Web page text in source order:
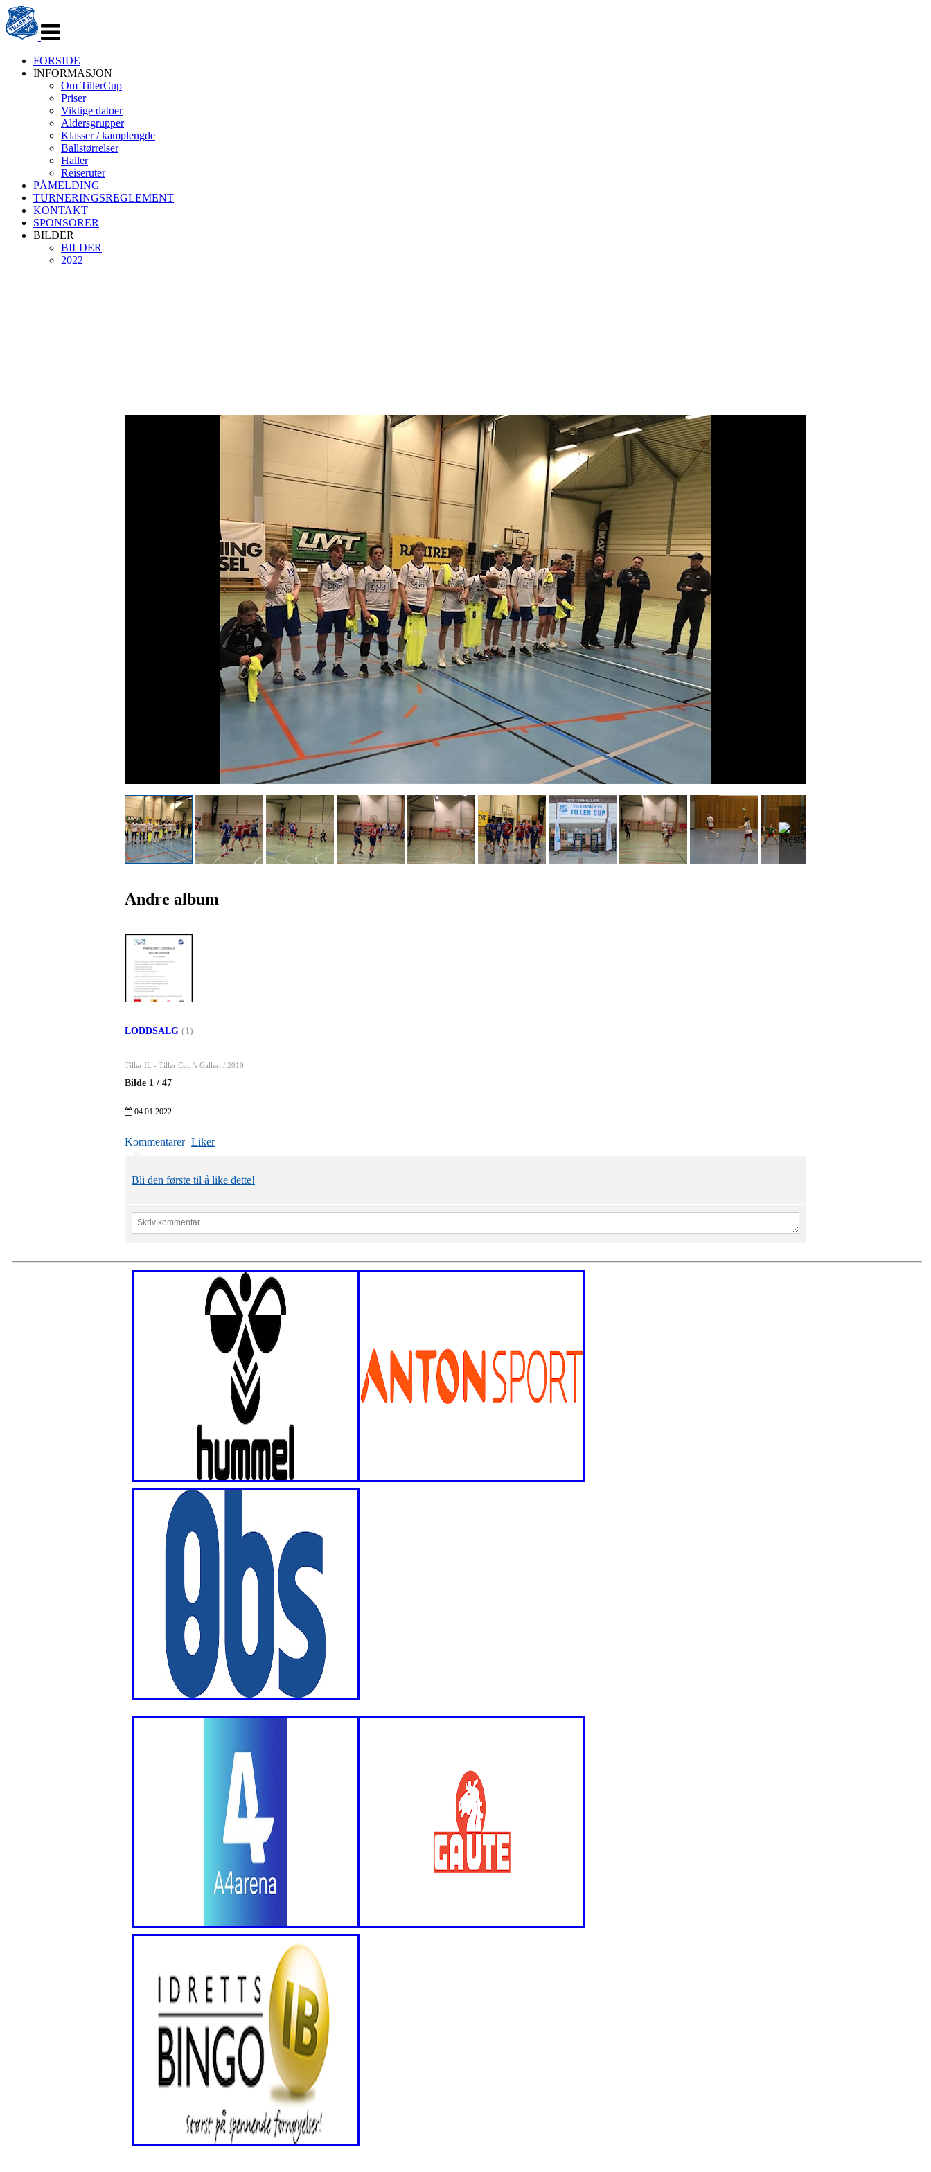
navigasjon
FORSIDE
INFORMASJON
Om TillerCup
Priser
Viktige datoer
Aldersgrupper
Klasser / kamplengde
Ballstørrelser
Haller
Reiseruter
PÅMELDING
TURNERINGSREGLEMENT
KONTAKT
SPONSORER
BILDER
BILDER
2022
Andre album
LODDSALG (1)
Tiller IL - Tiller Cup 's Galleri / 2019
Bilde 1 / 47
04.01.2022
Kommentarer Liker
Bli den første til å like dette!